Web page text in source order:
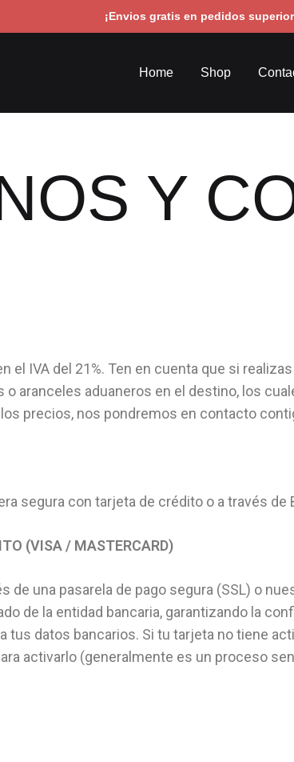
¡Envios gratis en pedidos
Home Shop
Y
IVA del 21%. Ten en cuenta que si
aranceles aduaneros en el destino, los
precios, nos pondremos en contacto
segura con tarjeta de crédito o a través de
(VISA / MASTERCARD)
de una pasarela de pago segura (SSL) o
de la entidad bancaria, garantizando la
tus datos bancarios. Si tu tarjeta no tiene
activarlo (generalmente es un proceso